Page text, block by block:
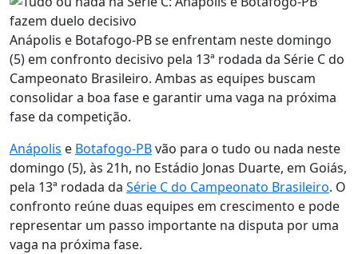
Anápolis e Botafogo-PB se enfrentam neste domingo
(5) em confronto decisivo pela 13ª rodada da Série C do
Campeonato Brasileiro. Ambas as equipes buscam
consolidar a boa fase e garantir uma vaga na próxima
fase da competição.
Anápolis e Botafogo-PBvão para o tudo ou nada neste
domingo (5), às 21h, no Estádio Jonas Duarte, em Goiás,
pela 13ª rodada da Série C do Campeonato Brasileiro. O
confronto reúne duas equipes em crescimento e pode
representar um passo importante na disputa por uma
vaga na próxima fase.